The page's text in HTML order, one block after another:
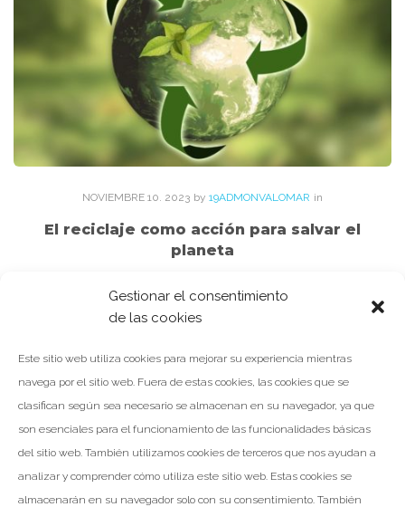
Gestionar el consentimiento
de las cookies
Este sitio web utiliza cookies para mejorar su experiencia mientras
navega por el sitio web. Fuera de estas cookies, las cookies que se
clasifican según sea necesario se almacenan en su navegador, ya que
son esenciales para el funcionamiento de las funcionalidades básicas
del sitio web. También utilizamos cookies de terceros que nos ayudan a
analizar y comprender cómo utiliza este sitio web. Estas cookies se
almacenarán en su navegador solo con su consentimiento. También
NOVIEMBRE 10. 2023 by 19ADMONVALOMAR in
El reciclaje como acción para salvar el
planeta
toneladas de residuos en el mundo? Estos residuos tienen un
Facebook Google+